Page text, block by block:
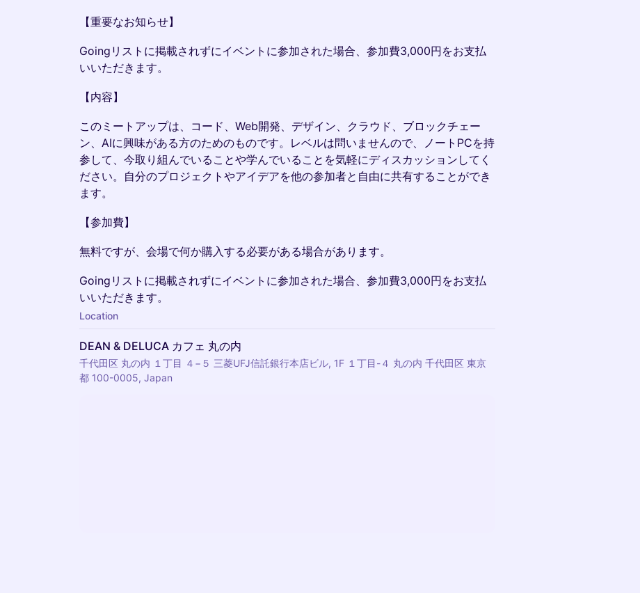
【重要なお知らせ】
Goingリストに掲載されずにイベントに参加された場合、参加費3,000円をお支払
いいただきます。
【内容】
このミートアップは、コード、Web開発、デザイン、クラウド、ブロックチェー
ン、AIに興味がある方のためのものです。レベルは問いませんので、ノートPCを持
参して、今取り組んでいることや学んでいることを気軽にディスカッションしてく
ださい。自分のプロジェクトやアイデアを他の参加者と自由に共有することができ
ます。
【参加費】
無料ですが、会場で何か購入する必要がある場合があります。
Goingリストに掲載されずにイベントに参加された場合、参加費3,000円をお支払
いいただきます。
Location
DEAN & DELUCA カフェ 丸の内
千代田区 丸の内 １丁目 ４−５ 三菱UFJ信託銀行本店ビル, 1F １丁目-４ 丸の内 千代田区 東京
都 100-0005, Japan